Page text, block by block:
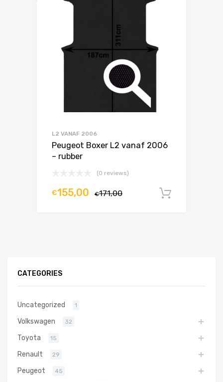
L2 VANAF 2006
Peugeot Boxer L2 vanaf 2006
– rubber
(0 reviews)
€171,00
€155,00
CATEGORIES
Uncategorized 1
Volkswagen 32
Toyota 15
Renault 29
Peugeot 45